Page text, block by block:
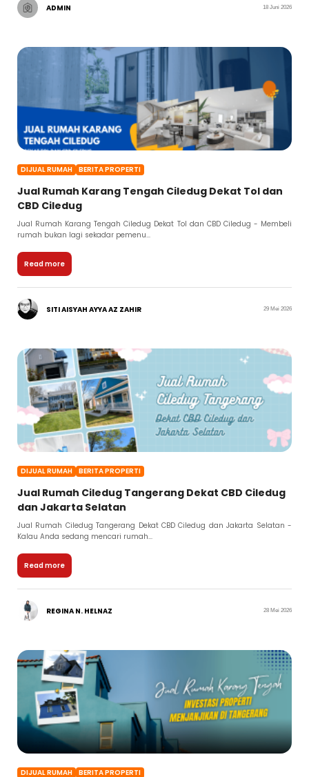
ADMIN 18 Juni 2026
DIJUAL RUMAH BERITA PROPERTI
Jual Rumah Karang Tengah Ciledug Dekat Tol dan
CBD Ciledug
Jual Rumah Karang Tengah Ciledug Dekat Tol dan CBD Ciledug - Membeli
rumah bukan lagi sekadar pemenu...
Read more
SITI AISYAH AYYA AZ ZAHIR 29 Mei 2026
DIJUAL RUMAH BERITA PROPERTI
Jual Rumah Ciledug Tangerang Dekat CBD Ciledug
dan Jakarta Selatan
Jual Rumah Ciledug Tangerang Dekat CBD Ciledug dan Jakarta Selatan -
Kalau Anda sedang mencari rumah...
Read more
REGINA N. HELNAZ 28 Mei 2026
DIJUAL RUMAH BERITA PROPERTI